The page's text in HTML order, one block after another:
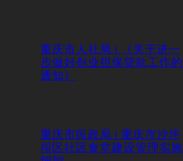
重庆市人社局 | 《关于进一
步做好创业担保贷款工作的
通知》
重庆市民政局 | 重庆市沙坪
坝区社区食堂建设管理实施